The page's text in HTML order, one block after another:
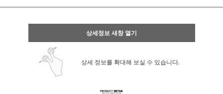
상세정보 새창 열기
상세 정보를 확대해 보실 수 있습니다.